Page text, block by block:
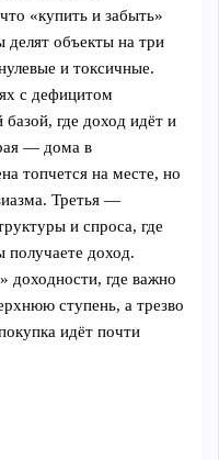
«купить и забыть»
делят объекты на три
и токсичные.
с дефицитом
где доход идёт и
— дома в
топчется на месте, но
Третья —
и спроса, где
получаете доход.
доходности, где важно
ступень, а трезво
идёт почти